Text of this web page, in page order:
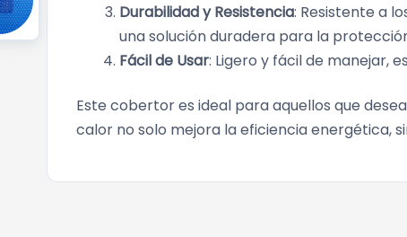
Durabilidad y Resistencia: Resistente a
una solución duradera para la
Fácil de Usar: Ligero y fácil de manejar,
Este cobertor es ideal para aquellos que
calor no solo mejora la eficiencia energética,